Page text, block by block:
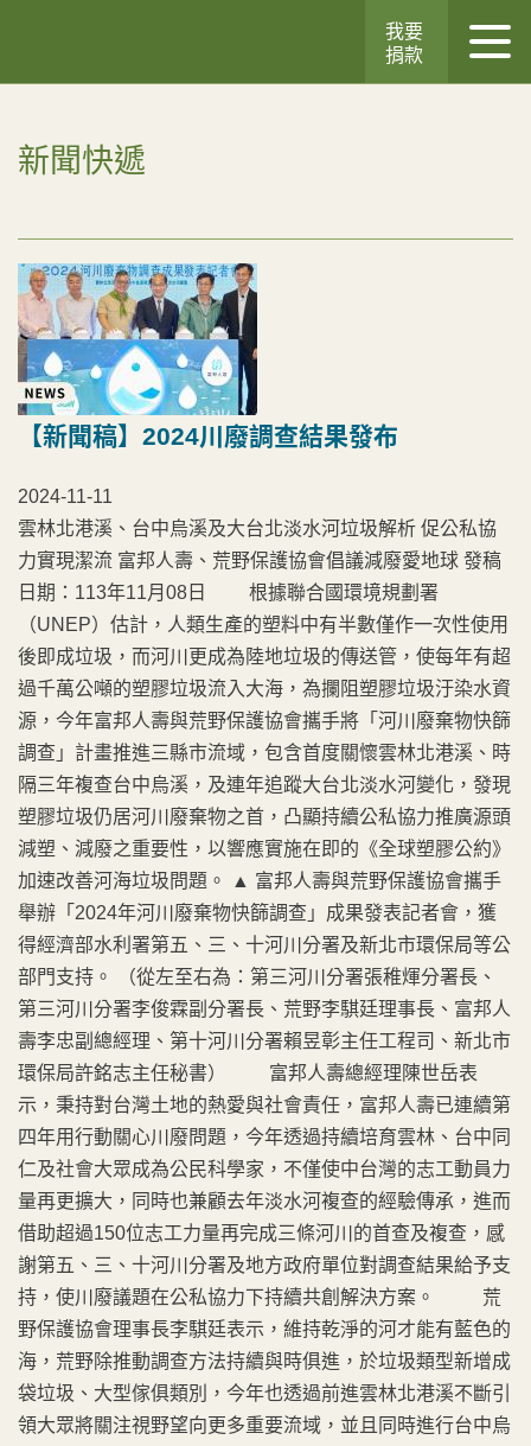
我要
捐款
新聞快遞
【新聞稿】2024川廢調查結果發布
2024-11-11
雲林北港溪、台中烏溪及大台北淡水河垃圾解析 促公私協
力實現潔流 富邦人壽、荒野保護協會倡議減廢愛地球 發稿
日期：113年11月08日 根據聯合國環境規劃署
（UNEP）估計，人類生產的塑料中有半數僅作一次性使用
後即成垃圾，而河川更成為陸地垃圾的傳送管，使每年有超
過千萬公噸的塑膠垃圾流入大海，為攔阻塑膠垃圾汙染水資
源，今年富邦人壽與荒野保護協會攜手將「河川廢棄物快篩
調查」計畫推進三縣市流域，包含首度關懷雲林北港溪、時
隔三年複查台中烏溪，及連年追蹤大台北淡水河變化，發現
塑膠垃圾仍居河川廢棄物之首，凸顯持續公私協力推廣源頭
減塑、減廢之重要性，以響應實施在即的《全球塑膠公約》
加速改善河海垃圾問題。 ▲ 富邦人壽與荒野保護協會攜手
舉辦「2024年河川廢棄物快篩調查」成果發表記者會，獲
得經濟部水利署第五、三、十河川分署及新北市環保局等公
部門支持。 （從左至右為：第三河川分署張稚煇分署長、
第三河川分署李俊霖副分署長、荒野李騏廷理事長、富邦人
壽李忠副總經理、第十河川分署賴昱彰主任工程司、新北市
環保局許銘志主任秘書） 富邦人壽總經理陳世岳表
示，秉持對台灣土地的熱愛與社會責任，富邦人壽已連續第
四年用行動關心川廢問題，今年透過持續培育雲林、台中同
仁及社會大眾成為公民科學家，不僅使中台灣的志工動員力
量再更擴大，同時也兼顧去年淡水河複查的經驗傳承，進而
借助超過150位志工力量再完成三條河川的首查及複查，感
謝第五、三、十河川分署及地方政府單位對調查結果給予支
持，使川廢議題在公私協力下持續共創解決方案。 荒
野保護協會理事長李騏廷表示，維持乾淨的河才能有藍色的
海，荒野除推動調查方法持續與時俱進，於垃圾類型新增成
袋垃圾、大型傢俱類別，今年也透過前進雲林北港溪不斷引
領大眾將關注視野望向更多重要流域，並且同時進行台中烏